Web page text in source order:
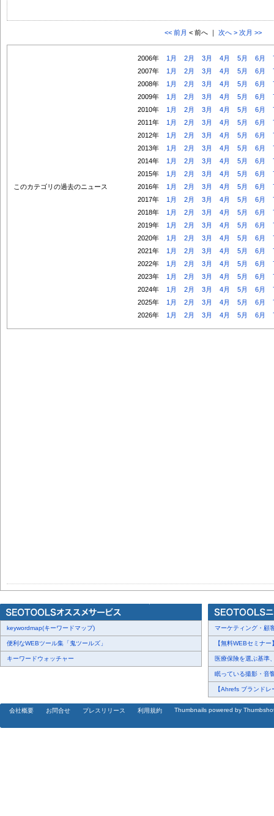
<< 前月 < 前へ ｜ 次へ > 次月 >>
このカテゴリの過去のニュース
2006年 1月 2月 3月 4月 5月 6月
2007年
1月 2月 3月 4月 5月 6月
2008年
1月 2月 3月 4月 5月 6月
2009年
1月 2月 3月 4月 5月 6月
2010年
1月 2月 3月 4月 5月 6月
2011年
1月 2月 3月 4月 5月 6月
2012年
1月 2月 3月 4月 5月 6月
2013年
1月 2月 3月 4月 5月 6月
2014年
1月 2月 3月 4月 5月 6月
2015年
1月 2月 3月 4月 5月 6月
2016年
1月 2月 3月 4月 5月 6月
2017年
1月 2月 3月 4月 5月 6月
2018年
1月 2月 3月 4月 5月 6月
2019年
1月 2月 3月 4月 5月 6月
2020年
1月 2月 3月 4月 5月 6月
2021年
1月 2月 3月 4月 5月 6月
2022年
1月 2月 3月 4月 5月 6月
2023年
1月 2月 3月 4月 5月 6月
2024年
1月 2月 3月 4月 5月 6月
2025年
1月 2月 3月 4月 5月 6月
2026年
1月 2月 3月 4月 5月 6月
keywordmap(キーワードマップ)
便利なWEBツール集「鬼ツールズ」
キーワードウォッチャー
マーケティング・顧
【無料WEBセミナ
医療保険を選ぶ基準
眠っている撮影・音
【Ahrefs ブランド
会社概要 お問合せ プレスリリース 利用規約 Thumbnails powered by